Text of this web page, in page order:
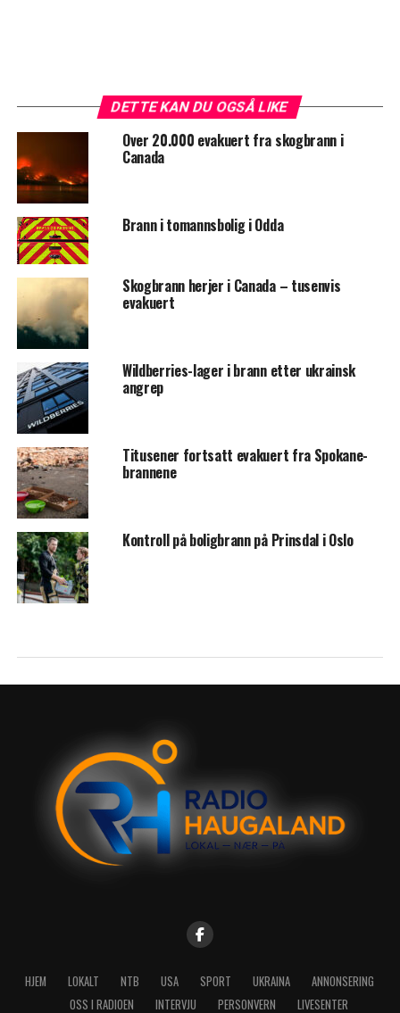
DETTE KAN DU OGSÅ LIKE
Over 20.000 evakuert fra skogbrann i
Canada
Brann i tomannsbolig i Odda
Skogbrann herjer i Canada – tusenvis
evakuert
Wildberries-lager i brann etter ukrainsk
angrep
Titusener fortsatt evakuert fra Spokane-
brannene
Kontroll på boligbrann på Prinsdal i Oslo
HJEM LOKALT NTB USA SPORT UKRAINA
ANNONSERING
OSS I RADIOEN
INTERVJU PERSONVERN LIVESENTER